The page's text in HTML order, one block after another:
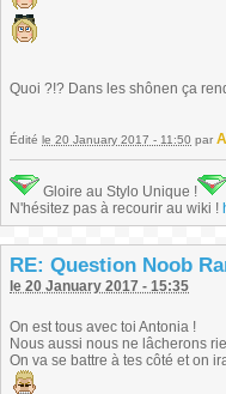
Quoi ?!? Dans les shônen ça
Édité le 20 January 2017 - 11:50 par
Gloire au Stylo Unique !
N'hésitez pas à recourir au wiki !
RE: Question Noob
le 20 January 2017 - 15:35
On est tous avec toi Antonia !
Nous aussi nous ne lâcherons
On va se battre à tes côté et on